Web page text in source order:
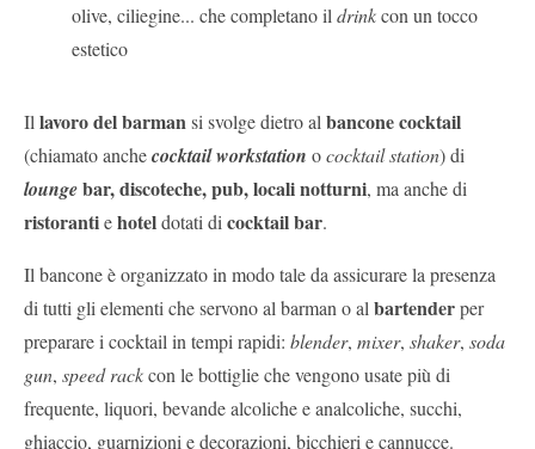
olive, ciliegine... che completano il drinkcon un tocco
estetico
Il lavoro del barmansi svolge dietro al bancone cocktail
(chiamato anchecocktail workstation ococktail station) di
loungebar, discoteche, pub, locali notturni, ma anche di
ristorantiehoteldotati di cocktail bar.
Il bancone è organizzato in modo tale da assicurare la presenza
di tutti gli elementi che servono al barman o al bartenderper
preparare i cocktail in tempi rapidi: blender, mixer, shaker, soda
gun, speed rackcon le bottiglie che vengono usate più di
frequente, liquori, bevande alcoliche e analcoliche, succhi,
ghiaccio, guarnizioni e decorazioni, bicchieri e cannucce.